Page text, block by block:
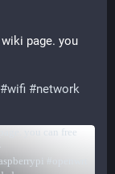
page. you
#wifi #network